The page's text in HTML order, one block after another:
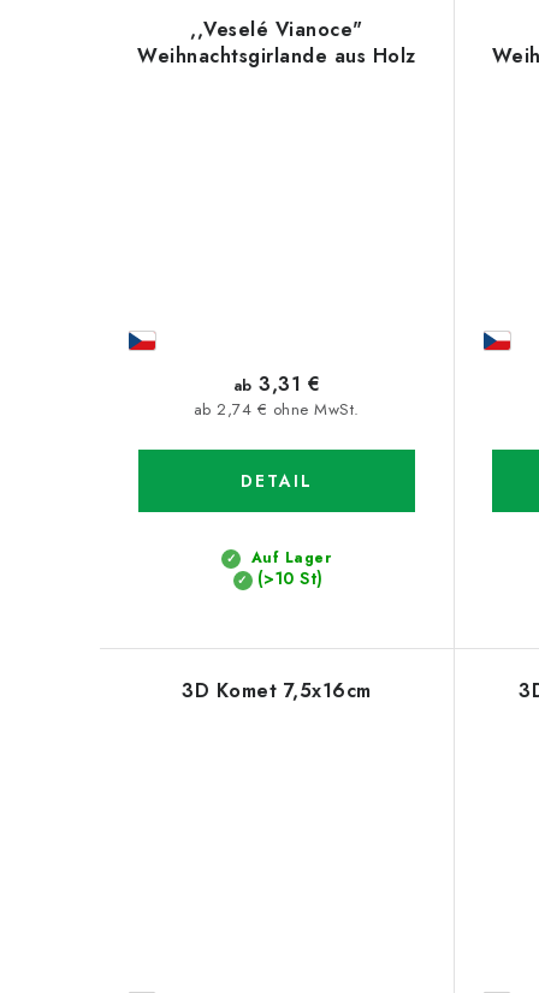
,,Veselé Vianoce"
Weihnachtsgirlande aus Holz
Auf Lager
(>10 St)
ab 2,74 € ohne MwSt.
ab 3,31 €
DETAIL
3D Komet 7,5x16cm